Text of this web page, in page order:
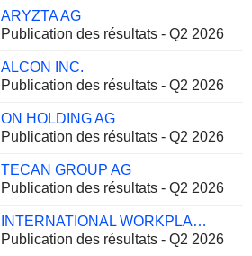
ARYZTA AG
Publication des résultats - Q2 2026
ALCON INC.
Publication des résultats - Q2 2026
ON HOLDING AG
Publication des résultats - Q2 2026
TECAN GROUP AG
Publication des résultats - Q2 2026
INTERNATIONAL WORKPLACE GROUP PLC
Publication des résultats - Q2 2026